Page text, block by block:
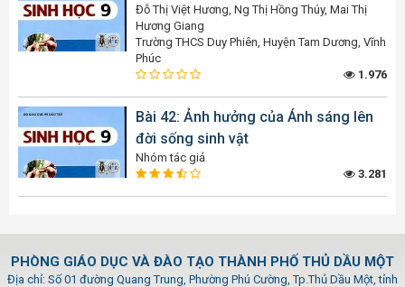
Đỗ Thị Việt Hương, Ng Thị Hồng Thúy, Mai Thị
Hương Giang
Trường THCS Duy Phiên, Huyện Tam Dương, Vĩnh
Phúc
1.976
Bài 42: Ảnh hưởng của Ánh sáng lên
đời sống sinh vật
Nhóm tác giả
3.281
PHÒNG GIÁO DỤC VÀ ĐÀO TẠO THÀNH PHỐ THỦ DẦU MỘT
Địa chỉ: Số 01 đường Quang Trung, Phường Phú Cường, Tp.Thủ Dầu Một, tỉnh